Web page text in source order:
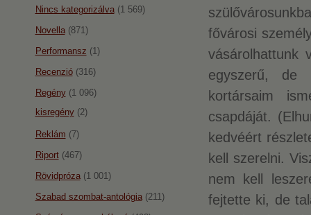
fővárosi
vásárolhattunk
egyszerű, de
kortársaim
csapdáját.
kedvéért
kell szerelni.
nem kell
fejtette ki, de
Nincs kategorizálva(1 569)
Novella(871)
Performansz (1)
Recenzió(316)
Regény(1 096)
kisregény(2)
Reklám (7)
Riport(467)
Rövidpróza(1 001)
Szabad szombat-antológia(211)